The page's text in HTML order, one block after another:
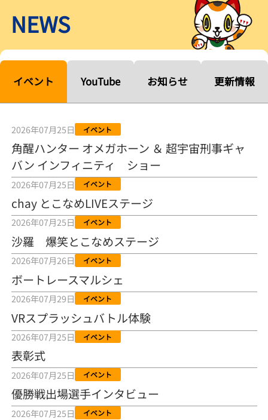
【ルーキーシリーズ第15戦】塚越海斗「伸びを生かす方向で」4カド
から攻める／とこなめボートレース
【常滑ボート・ルーキーＳ】宮崎心之介 うれしいデビュー初優勝
「このままＡ１になれるように」
2026年08月04日
ド！／常滑ボート
2026年08月04日
【ボートレース】「しょっぱいですね」初優勝の宮崎心之介が水神
祭で満面の笑み／常滑 - 日刊スポーツ
2026年08月04日
【ボート】とこなめルーキーＳ 宮崎心之介がデビューから１年９カ
月で初優勝
2026年08月04日
【ボートレース】12R優勝戦のスタート特訓実施 初Ｖ目指す宮崎心
之介の仕上がり上々／常滑 - 日刊スポーツ
2026年08月04日
【とこなめボート ルーキーシリーズ第15戦】荒木颯斗 当地フレッシ
ュルーキーが初Vで恩返しを
2026年08月03日
【とこなめボート】ういちの「好配招き猫」ルーキーシリーズ第15
戦～自分の収支状況も想定してこそ〝本物の予想〟！／ボートレー
ス
2026年08月03日
NEWS
イベント YouTube お知らせ 更新情報
2026年07月25日 イベント
角醒ハンター オメガホーン ＆ 超宇宙刑事ギャ
バン インフィニティ ショー
2026年07月25日 イベント
chay とこなめLIVEステージ
2026年07月25日 イベント
沙羅 爆笑とこなめステージ
2026年07月26日 イベント
ボートレースマルシェ
2026年07月29日 イベント
VRスプラッシュバトル体験
2026年07月25日 イベント
表彰式
2026年07月25日 イベント
優勝戦出場選手インタビュー
2026年07月25日 イベント